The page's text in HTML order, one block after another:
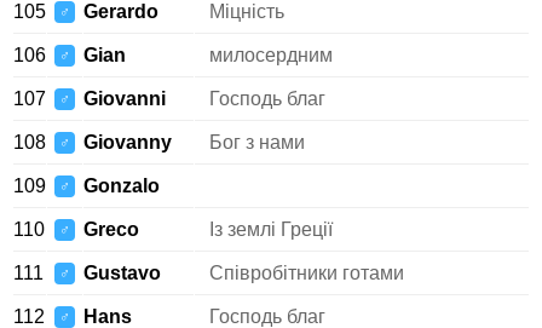
105 ♂ Gerardo Міцність
106 ♂ Gian милосердним
107 ♂ Giovanni Господь благ
108 ♂ Giovanny Бог з нами
109 ♂ Gonzalo
110 ♂ Greco Із землі Греції
111 ♂ Gustavo Співробітники готами
112 ♂ Hans Господь благ